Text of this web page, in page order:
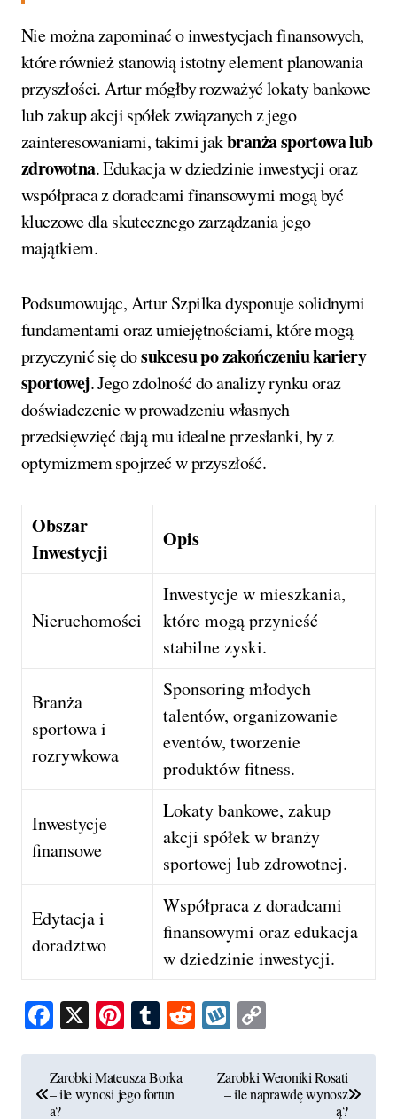
Nie można zapominać o inwestycjach finansowych,
które również stanowią istotny element planowania
przyszłości. Artur mógłby rozważyć lokaty bankowe
lub zakup akcji spółek związanych z jego
zainteresowaniami, takimi jakbranża sportowa lub
zdrowotna. Edukacja w dziedzinie inwestycji oraz
współpraca z doradcami finansowymi mogą być
kluczowe dla skutecznego zarządzania jego
majątkiem.
Podsumowując, Artur Szpilka dysponuje solidnymi
fundamentami oraz umiejętnościami, które mogą
przyczynić się dosukcesu po zakończeniu kariery
sportowej. Jego zdolność do analizy rynku oraz
doświadczenie w prowadzeniu własnych
przedsięwzięć dają mu idealne przesłanki, by z
optymizmem spojrzeć w przyszłość.
Obszar
Inwestycji
Opis
Nieruchomości
Inwestycje w mieszkania,
które mogą przynieść
stabilne zyski.
Branża
sportowa i
rozrywkowa
Sponsoring młodych
talentów, organizowanie
eventów, tworzenie
produktów fitness.
Inwestycje
finansowe
Lokaty bankowe, zakup
akcji spółek w branży
sportowej lub zdrowotnej.
Edytacja i
doradztwo
Współpraca z doradcami
finansowymi oraz edukacja
w dziedzinie inwestycji.
Facebook
X Pinterest
Tumblr
RedditWykop
a
Zarobki Mateusza Borka
– ile wynosi jego fortun
a?
Zarobki Weroniki Rosati
– ile naprawdę wynosz
ą?